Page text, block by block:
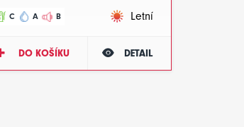
C A B Letní
DO KOŠÍKU DETAIL